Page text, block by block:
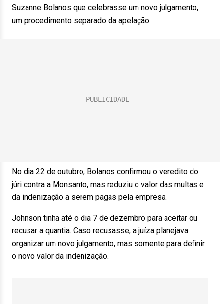
Suzanne Bolanos que celebrasse um novo julgamento,
um procedimento separado da apelação.
No dia 22 de outubro, Bolanos confirmou o veredito do
júri contra a Monsanto, mas reduziu o valor das multas e
da indenização a serem pagas pela empresa.
Johnson tinha até o dia 7 de dezembro para aceitar ou
recusar a quantia. Caso recusasse, a juíza planejava
organizar um novo julgamento, mas somente para definir
o novo valor da indenização.